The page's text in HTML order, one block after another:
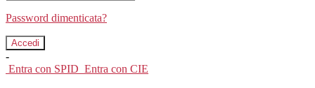
Password dimenticata?
-
Entra con SPID Entra con CIE